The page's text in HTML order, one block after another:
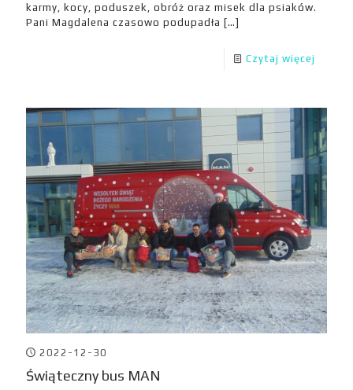
karmy, kocy, poduszek, obróż oraz misek dla psiaków.
Pani Magdalena czasowo podupadła […]
Czytaj więcej
2022-12-30
Świąteczny bus MAN